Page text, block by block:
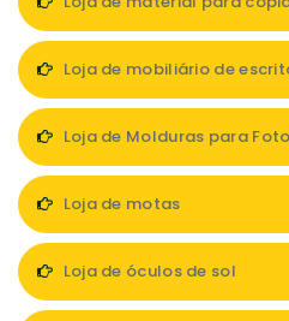
Loja de mobiliário de
Loja de Molduras para
Loja de motas
Loja de óculos de sol